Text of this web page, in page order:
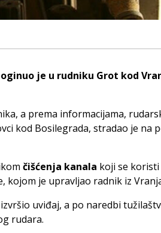
je u rudniku Grot kod
a prema informacijama,
kod Bosilegrada, stradao je na
čišćenja kanala koji se koristi
kojom je upravljao radnik iz
uviđaj, a po naredbi
rudara.